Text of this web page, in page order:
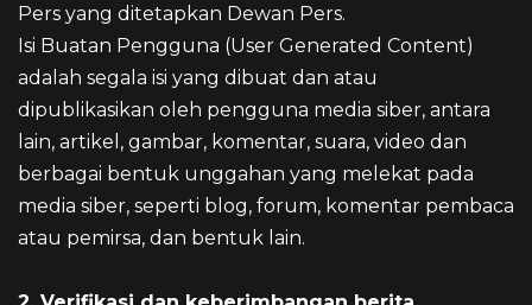
Pers yang ditetapkan Dewan Pers.
Isi Buatan Pengguna (User Generated Content)
adalah segala isi yang dibuat dan atau
dipublikasikan oleh pengguna media siber, antara
lain, artikel, gambar, komentar, suara, video dan
berbagai bentuk unggahan yang melekat pada
media siber, seperti blog, forum, komentar pembaca
atau pemirsa, dan bentuk lain.